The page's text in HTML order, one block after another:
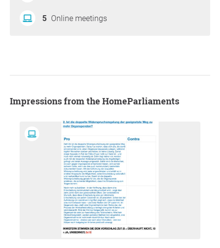
5 Online meetings
Impressions from the HomeParliaments